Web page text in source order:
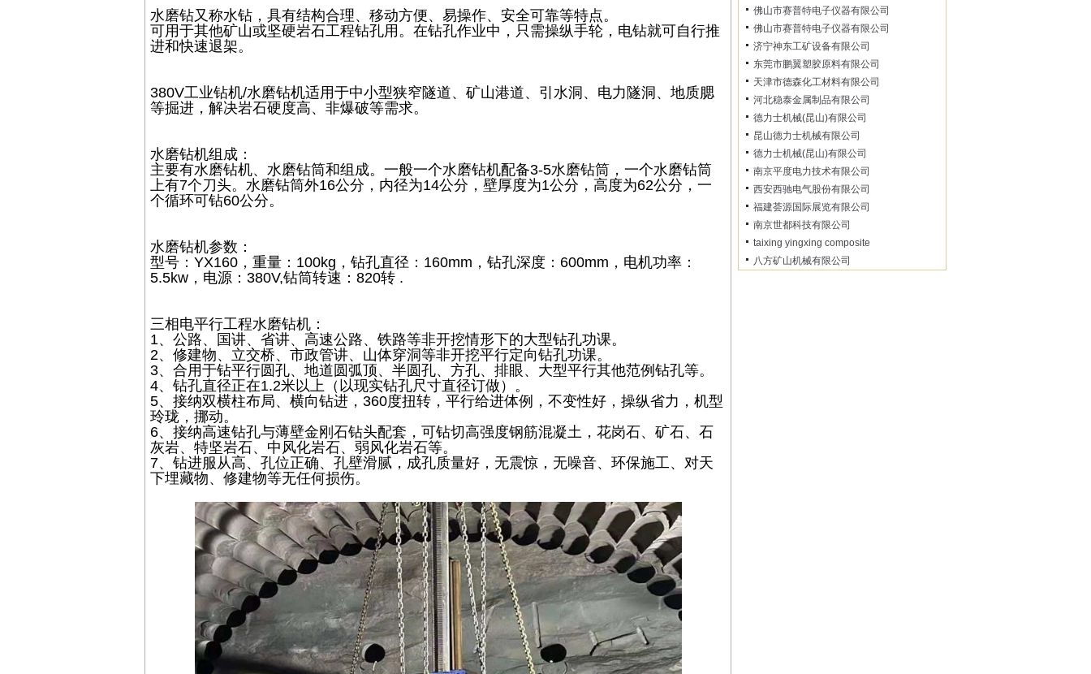
水磨钻又称水钻，具有结构合理、移动方便、易操作、安全可靠等特点。
可用于其他矿山或坚硬岩石工程钻孔用。在钻孔作业中，只需操纵手轮，电钻就可自行推
进和快速退架。
380V工业钻机/水磨钻机适用于中小型狭窄隧道、矿山港道、引水洞、电力隧洞、地质腮
等掘进，解决岩石硬度高、非爆破等需求。
水磨钻机组成：
主要有水磨钻机、水磨钻筒和组成。一般一个水磨钻机配备3-5水磨钻筒，一个水磨钻筒
上有7个刀头。水磨钻筒外16公分，内径为14公分，壁厚度为1公分，高度为62公分，一
个循环可钻60公分。
水磨钻机参数：
型号：YX160，重量：100kg，钻孔直径：160mm，钻孔深度：600mm，电机功率：
5.5kw，电源：380V,钻筒转速：820转 .
三相电平行工程水磨钻机：
1、公路、国讲、省讲、高速公路、铁路等非开挖情形下的大型钻孔功课。
2、修建物、立交桥、市政管讲、山体穿洞等非开挖平行定向钻孔功课。
3、合用于钻平行圆孔、地道圆弧顶、半圆孔、方孔、排眼、大型平行其他范例钻孔等。
4、钻孔直径正在1.2米以上（以现实钻孔尺寸直径订做）。
5、接纳双横柱布局、横向钻进，360度扭转，平行给进体例，不变性好，操纵省力，机型
玲珑，挪动。
6、接纳高速钻孔与薄壁金刚石钻头配套，可钻切高强度钢筋混凝土，花岗石、矿石、石
灰岩、特坚岩石、中风化岩石、弱风化岩石等。
7、钻进服从高、孔位正确、孔壁滑腻，成孔质量好，无震惊，无噪音、环保施工、对天
下埋藏物、修建物等无任何损伤。
佛山市赛普特电子仪器有限公司
佛山市赛普特电子仪器有限公司
济宁神东工矿设备有限公司
东莞市鹏翼塑胶原料有限公司
天津市德森化工材料有限公司
河北稳泰金属制品有限公司
德力士机械(昆山)有限公司
昆山德力士机械有限公司
德力士机械(昆山)有限公司
南京平度电力技术有限公司
西安西驰电气股份有限公司
福建荟源国际展览有限公司
南京世都科技有限公司
taixing yingxing composite
八方矿山机械有限公司